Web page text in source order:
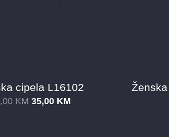
cipela L16102
KM 35,00 KM